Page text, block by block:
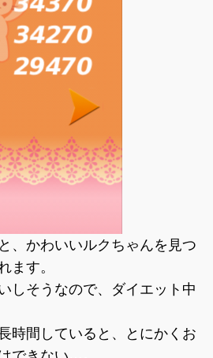
、かわいいルクちゃんを見つ
ます。
しそうなので、ダイエット中
時間していると、とにかくお